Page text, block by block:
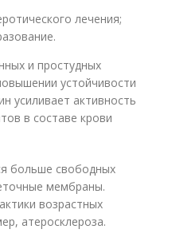
лечения;
и простудных
устойчивости
усиливает активность
в составе крови
больше свободных
мембраны.
возрастных
атеросклероза.